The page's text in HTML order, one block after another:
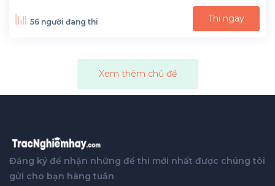
56 người đang thi Thi ngay
Xem thêm chủ đề
Đăng ký để nhận những đề thi mới nhất được chúng tôi
gửi cho bạn hàng tuần